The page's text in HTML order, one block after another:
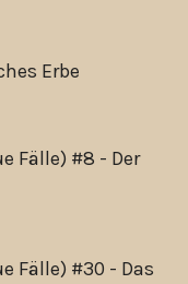
Erbe
Fälle) #8 - Der
Fälle) #30 - Das